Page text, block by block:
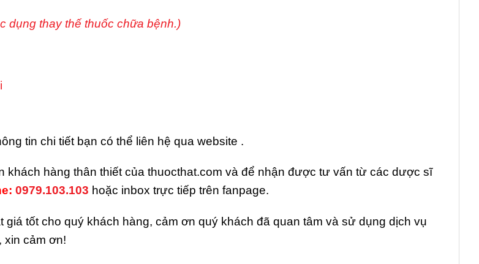
dụng thay thế thuốc chữa bệnh.)
tin chi tiết bạn có thể liên hệ qua website .
hàng thân thiết của thuocthat.com và để nhận được tư vấn từ các dược sĩ
0979.103.103 hoặc inbox trực tiếp trên fanpage.
giá tốt cho quý khách hàng, cảm ơn quý khách đã quan tâm và sử dụng dịch vụ
xin cảm ơn!